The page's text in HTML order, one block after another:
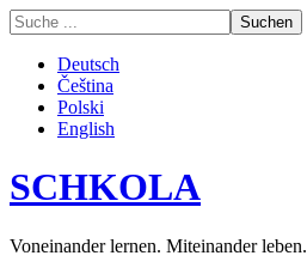
Deutsch
Čeština
Polski
English
SCHKOLA
Voneinander lernen. Miteinander leben.